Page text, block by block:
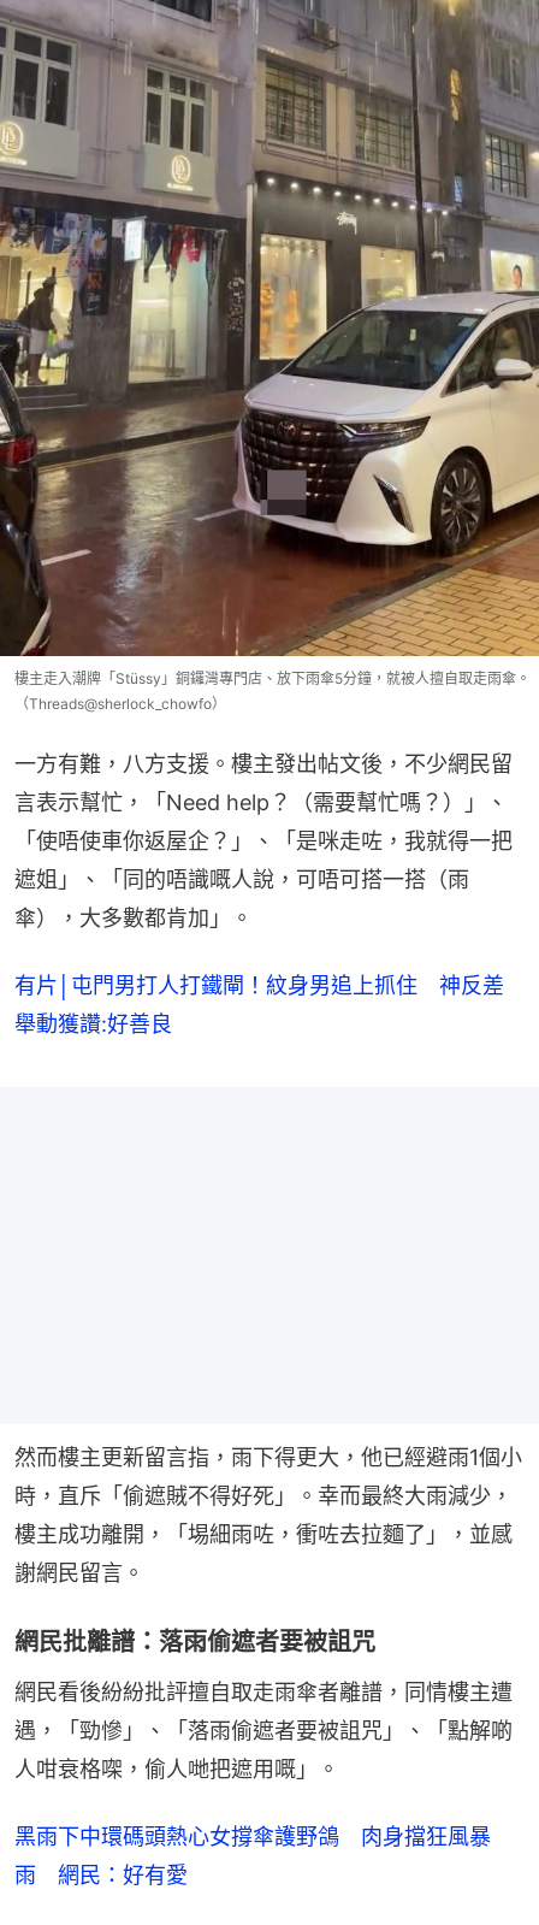
樓主走入潮牌「Stüssy」銅鑼灣專門店、放下雨傘5分鐘，就被人擅自取走雨傘。
（Threads@sherlock_chowfo）
一方有難，八方支援。樓主發出帖文後，不少網民留
言表示幫忙，「Need help？（需要幫忙嗎？）」、
「使唔使車你返屋企？」、「是咪走咗，我就得一把
遮姐」、「同的唔識嘅人說，可唔可搭一搭（雨
傘），大多數都肯加」。
有片│屯門男打人打鐵閘！紋身男追上抓住 神反差
舉動獲讚:好善良
然而樓主更新留言指，雨下得更大，他已經避雨1個小
時，直斥「偷遮賊不得好死」。幸而最終大雨減少，
樓主成功離開，「埸細雨咗，衝咗去拉麵了」，並感
謝網民留言。
網民批離譜：落雨偷遮者要被詛咒
網民看後紛紛批評擅自取走雨傘者離譜，同情樓主遭
遇，「勁慘」、「落雨偷遮者要被詛咒」、「點解啲
人咁衰格㗎，偷人哋把遮用嘅」。
黑雨下中環碼頭熱心女撐傘護野鴿 肉身擋狂風暴
雨 網民：好有愛